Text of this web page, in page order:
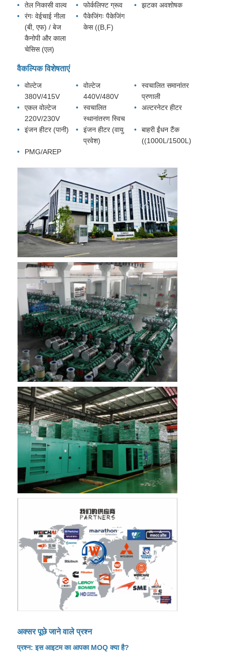
तेल निकासी वाल्व फोर्कलिफ्ट ग्रूव
झटका अवशोषक
रंगः वेईचाई नीला
(बी, एफ) / बेज
कैनोपी और काला
चेसिस (एल)
पैकेजिंगः पैकेजिंग
केस ((B,F)
वैकल्पिक विशेषताएं
वोल्टेज
380V/415V
वोल्टेज
440V/480V
स्वचालित समानांतर
प्रणाली
एकल वोल्टेज
220V/230V
स्वचालित
स्थानांतरण स्विच
अल्टरनेटर हीटर
इंजन हीटर (पानी)
इंजन हीटर (वायु
प्रवेश)
बाहरी ईंधन टैंक
((1000L/1500L)
PMG/AREP
अक्सर पूछे जाने वाले प्रश्न
प्रश्न: इस आइटम का आपका MOQ क्या है?